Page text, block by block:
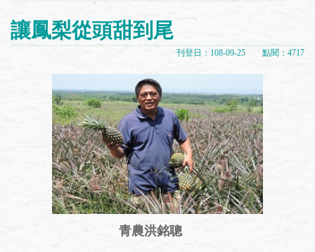
讓鳳梨從頭甜到尾
刊登日：108-09-25 點閱：4717
青農洪銘聰